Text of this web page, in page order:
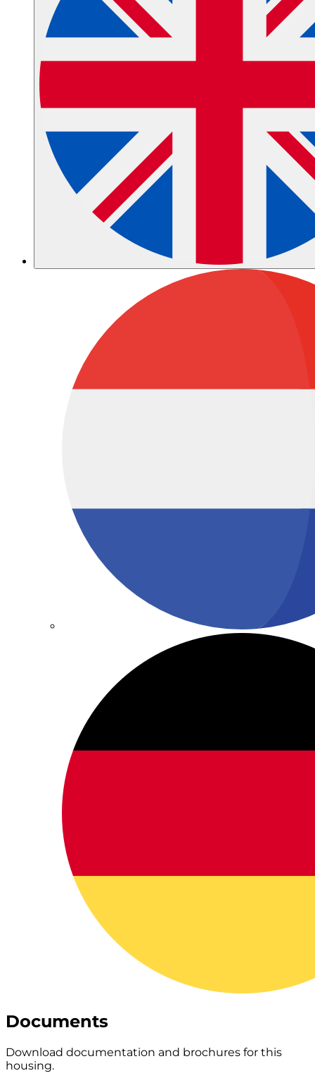
Documents
Download documentation and brochures for this
housing.